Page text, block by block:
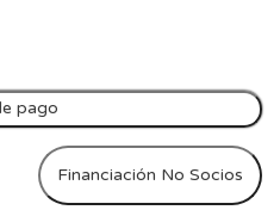
pago
Financiación No Socios